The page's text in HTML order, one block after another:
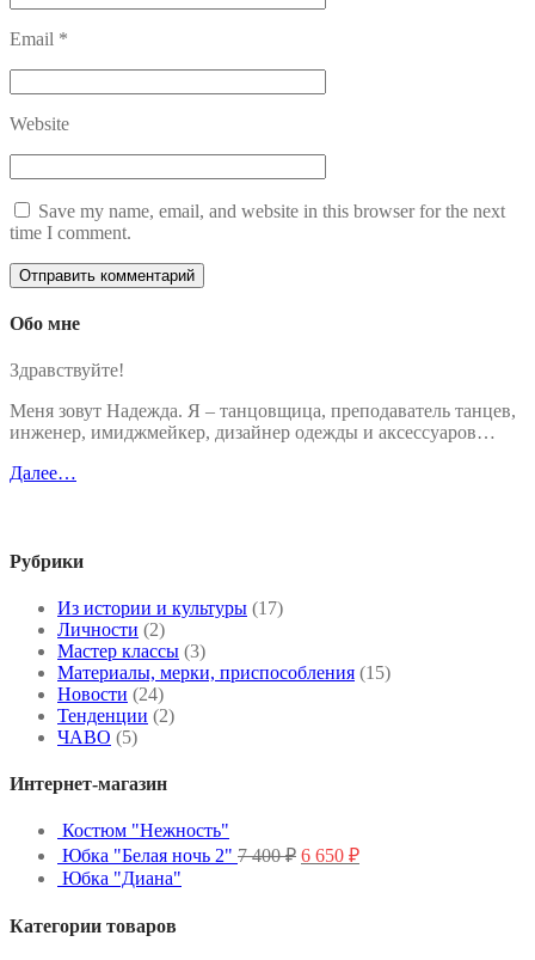
Email *
Website
Save my name, email, and website in this browser for the next
time I comment.
Обо мне
Здравствуйте!
Меня зовут Надежда. Я – танцовщица, преподаватель танцев,
инженер, имиджмейкер, дизайнер одежды и аксессуаров…
Далее…
Рубрики
Из истории и культуры (17)
Личности (2)
Мастер классы (3)
Материалы, мерки, приспособления (15)
Новости (24)
Тенденции (2)
ЧАВО (5)
Интернет-магазин
Костюм "Нежность"
Юбка "Белая ночь 2" 7 400₽ Первоначальная
6 650 ₽Текущая
Юбка "Диана"
Категории товаров